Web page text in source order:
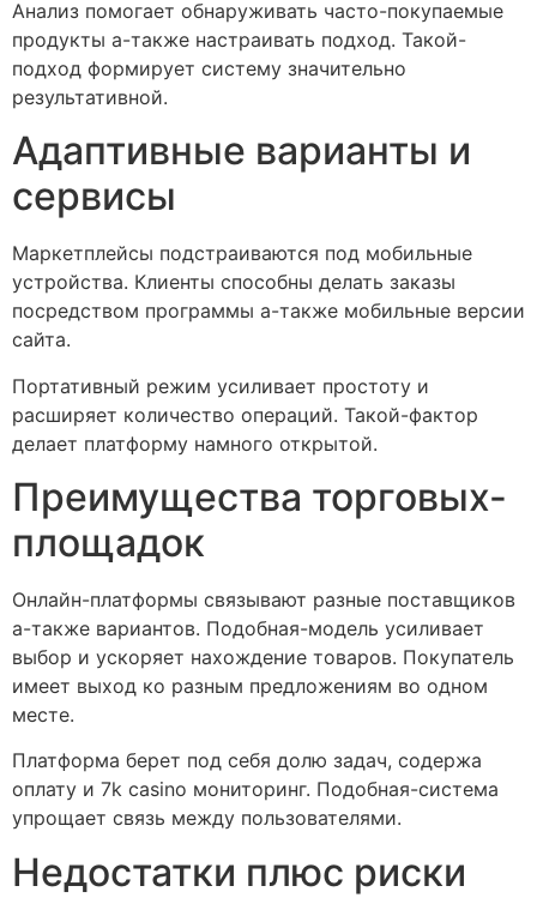
Анализ помогает обнаруживать часто-покупаемые
продукты а-также настраивать подход. Такой-
подход формирует систему значительно
результативной.
Адаптивные варианты и
сервисы
Маркетплейсы подстраиваются под мобильные
устройства. Клиенты способны делать заказы
посредством программы а-также мобильные версии
сайта.
Портативный режим усиливает простоту и
расширяет количество операций. Такой-фактор
делает платформу намного открытой.
Преимущества торговых-
площадок
Онлайн-платформы связывают разные поставщиков
а-также вариантов. Подобная-модель усиливает
выбор и ускоряет нахождение товаров. Покупатель
имеет выход ко разным предложениям во одном
месте.
Платформа берет под себя долю задач, содержа
оплату и 7k casino мониторинг. Подобная-система
упрощает связь между пользователями.
Недостатки плюс риски